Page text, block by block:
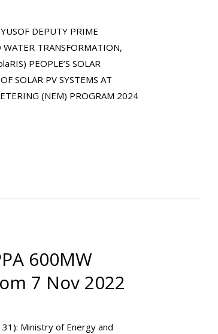
DEPUTY PRIME
TRANSFORMATION,
PEOPLE’S SOLAR
SOLAR PV SYSTEMS AT
(NEM) PROGRAM 2024
600MW
7 Nov 2022
Ministry of Energy and